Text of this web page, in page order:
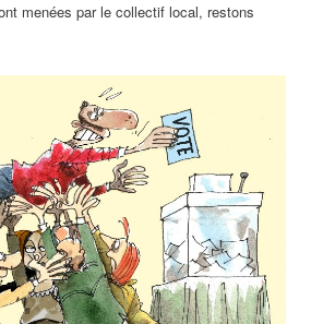
menées par le collectif local, restons